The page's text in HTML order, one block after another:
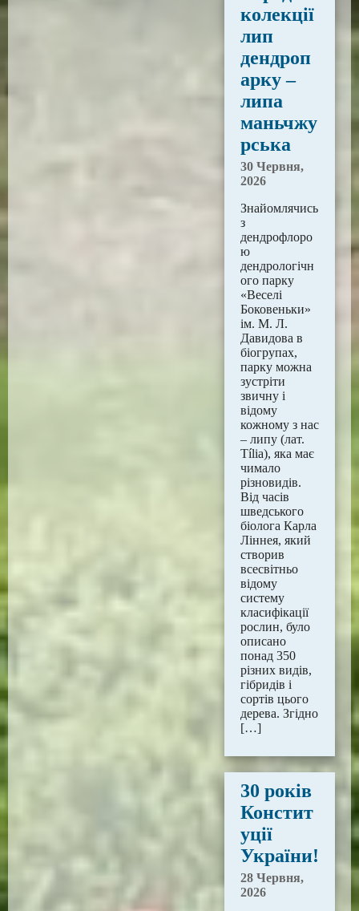
колекції
лип
дендроп
арку –
липа
маньчжу
рська
30 Червня,
2026
Знайомлячись
з
дендрофлоро
ю
дендрологічн
ого парку
«Веселі
Боковеньки»
ім. М. Л.
Давидова в
біогрупах,
парку можна
зустріти
звичну і
відому
кожному з нас
– липу (лат.
Tília), яка має
чимало
різновидів.
Від часів
шведського
біолога Карла
Ліннея, який
створив
всесвітньо
відому
систему
класифікації
рослин, було
описано
понад 350
різних видів,
гібридів і
сортів цього
дерева. Згідно
[…]
30 років
Констит
уції
України!
28 Червня,
2026